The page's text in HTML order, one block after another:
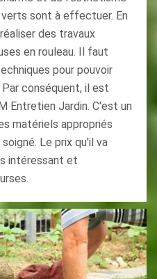
verts sont à effectuer. En
des travaux
en rouleau. Il faut
pour pouvoir
conséquent, il est
Entretien Jardin. C'est un
matériels appropriés
Le prix qu'il va
intéressant et